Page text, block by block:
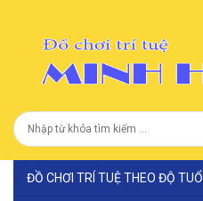
ĐỒ CHƠI TRÍ TUỆ THEO ĐỘ TUỔI